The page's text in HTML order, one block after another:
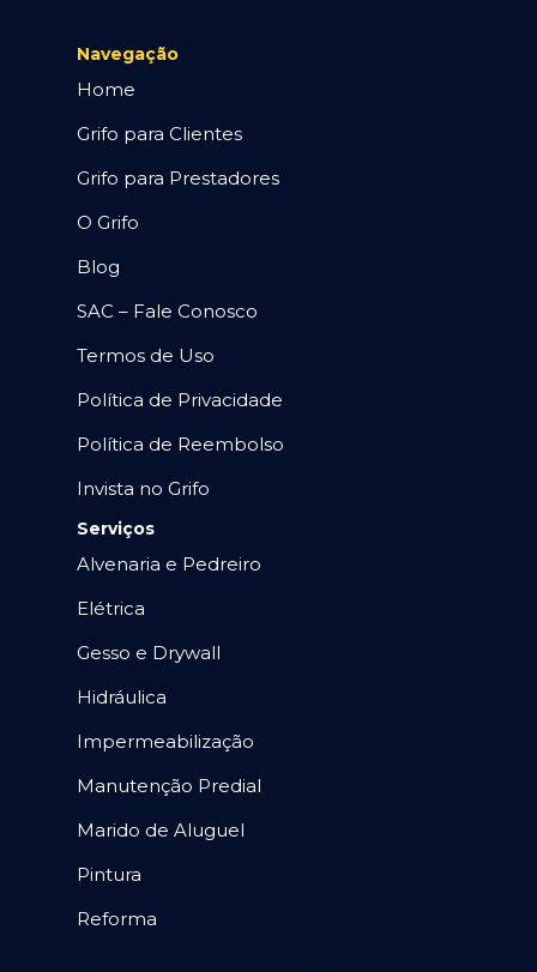
Navegação
Home
Grifo para Clientes
Grifo para Prestadores
O Grifo
Blog
SAC – Fale Conosco
Termos de Uso
Política de Privacidade
Política de Reembolso
Invista no Grifo
Serviços
Alvenaria e Pedreiro
Elétrica
Gesso e Drywall
Hidráulica
Impermeabilização
Manutenção Predial
Marido de Aluguel
Pintura
Reforma